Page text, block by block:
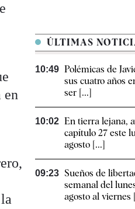
en
ÚLTIMAS
10:49 Polémicas de
sus cuatro años
ser [...]
10:02 En tierra lejana,
capítulo 27 este
agosto [...]
09:23 Sueños de
semanal del
agosto al viernes